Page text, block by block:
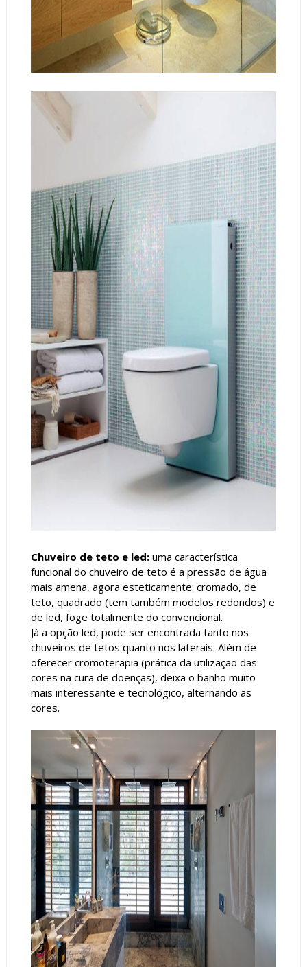
Chuveiro de teto e led:uma característica
funcional do chuveiro de teto é a pressão de água
mais amena, agora esteticamente: cromado, de
teto, quadrado (tem também modelos redondos) e
de led, foge totalmente do convencional.
Já a opção led, pode ser encontrada tanto nos
chuveiros de tetos quanto nos laterais. Além de
oferecer cromoterapia (prática da utilização das
cores na cura de doenças), deixa o banho muito
mais interessante e tecnológico, alternando as
cores.